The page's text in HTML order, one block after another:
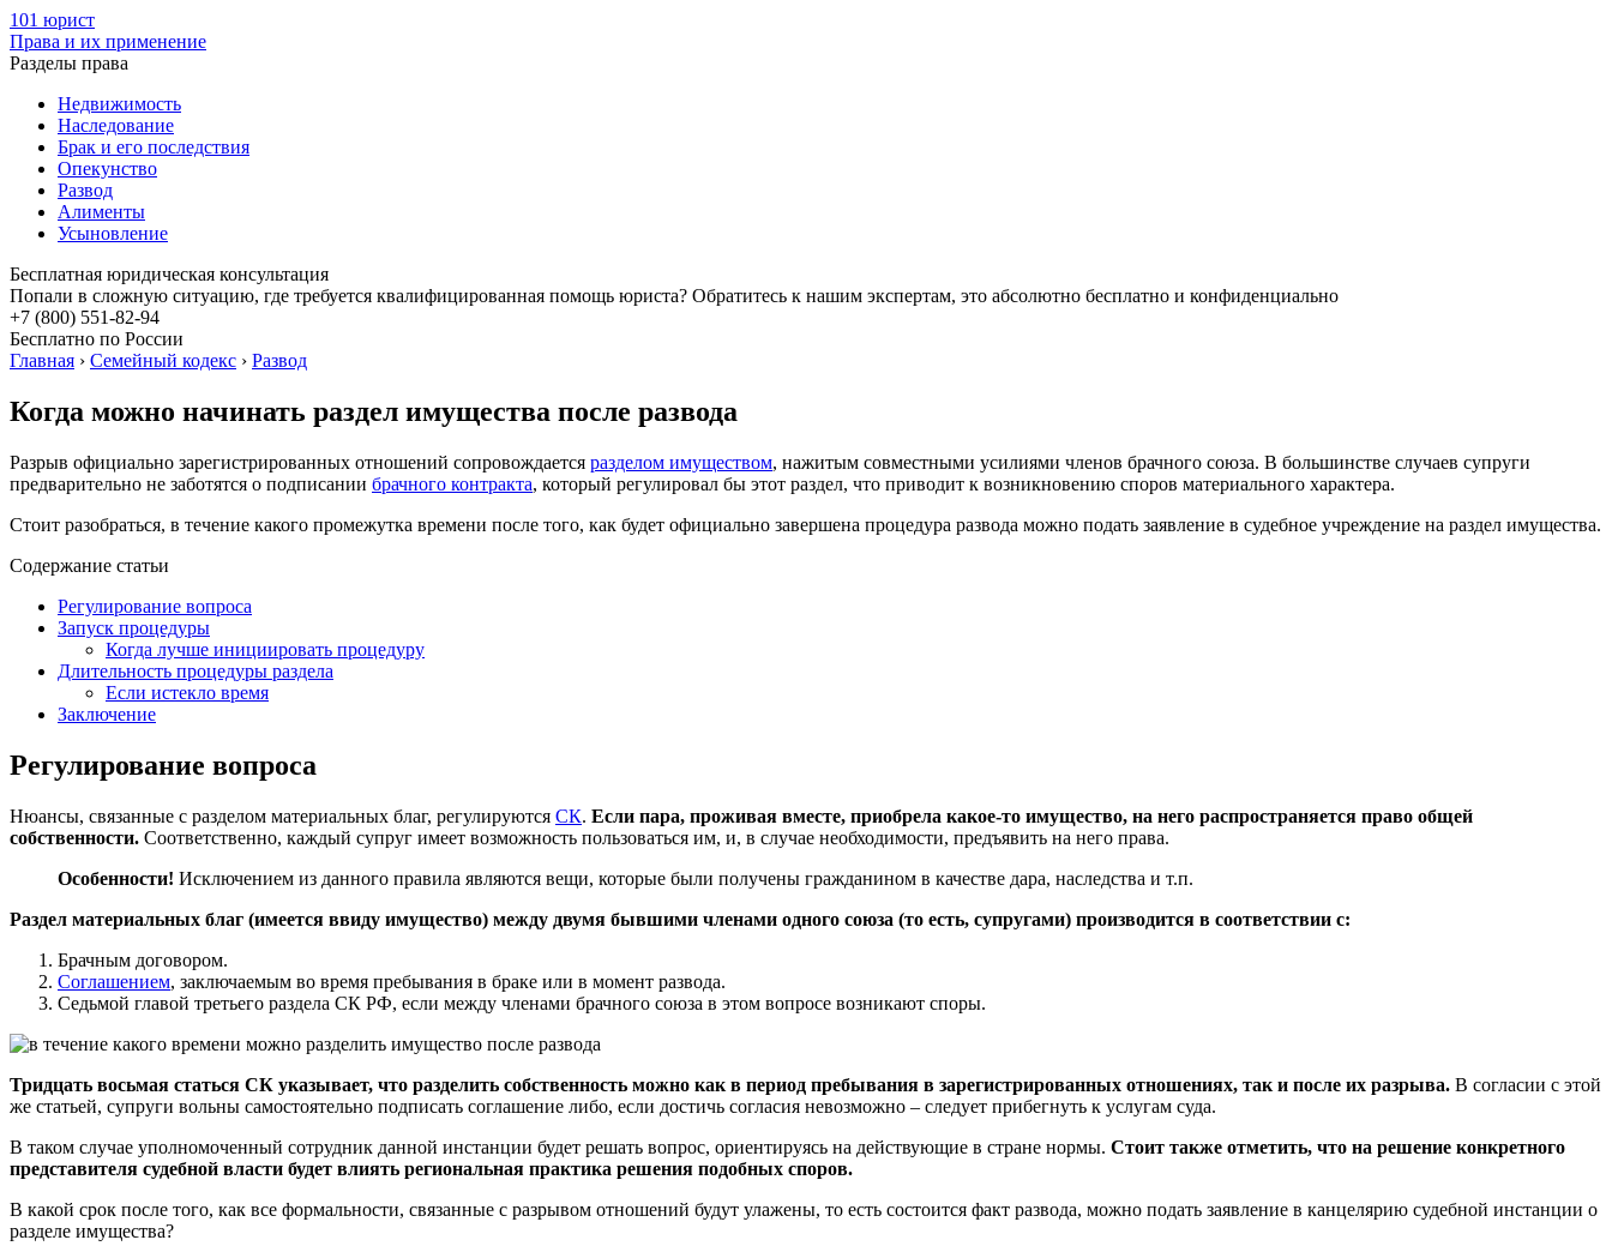
101 юрист
Права и их применение
Разделы права
Недвижимость
Наследование
Брак и его последствия
Опекунство
Развод
Алименты
Усыновление
Бесплатная юридическая консультация
Попали в сложную ситуацию, где требуется квалифицированная помощь юриста? Обратитесь к нашим экспертам, это абсолютно бесплатно и конфиденциально
+7 (800) 551-82-94
Бесплатно по России
Главная › Семейный кодекс › Развод
Когда можно начинать раздел имущества после развода
Разрыв официально зарегистрированных отношений сопровождается разделом имуществом, нажитым совместными усилиями членов брачного союза. В большинстве случаев супруги
предварительно не заботятся о подписании брачного контракта, который регулировал бы этот раздел, что приводит к возникновению споров материального характера.
Стоит разобраться, в течение какого промежутка времени после того, как будет официально завершена процедура развода можно подать заявление в судебное учреждение на раздел имущества.
Содержание статьи
Регулирование вопроса
Запуск процедуры
Когда лучше инициировать процедуру
Длительность процедуры раздела
Если истекло время
Заключение
Регулирование вопроса
Нюансы, связанные с разделом материальных благ, регулируются СК. Если пара, проживая вместе, приобрела какое-то имущество, на него распространяется право общей
собственности. Соответственно, каждый супруг имеет возможность пользоваться им, и, в случае необходимости, предъявить на него права.
Особенности! Исключением из данного правила являются вещи, которые были получены гражданином в качестве дара, наследства и т.п.
Раздел материальных благ (имеется ввиду имущество) между двумя бывшими членами одного союза (то есть, супругами) производится в соответствии с:
Брачным договором.
Соглашением, заключаемым во время пребывания в браке или в момент развода.
Седьмой главой третьего раздела СК РФ, если между членами брачного союза в этом вопросе возникают споры.
Тридцать восьмая статься СК указывает, что разделить собственность можно как в период пребывания в зарегистрированных отношениях, так и после их разрыва. В согласии с этой
же статьей, супруги вольны самостоятельно подписать соглашение либо, если достичь согласия невозможно – следует прибегнуть к услугам суда.
В таком случае уполномоченный сотрудник данной инстанции будет решать вопрос, ориентируясь на действующие в стране нормы. Стоит также отметить, что на решение конкретного
представителя судебной власти будет влиять региональная практика решения подобных споров.
В какой срок после того, как все формальности, связанные с разрывом отношений будут улажены, то есть состоится факт развода, можно подать заявление в канцелярию судебной инстанции о
разделе имущества?